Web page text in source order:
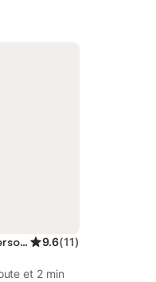
Chambre d’hôte pour 2 personnes 9.6(11)
et 2 min